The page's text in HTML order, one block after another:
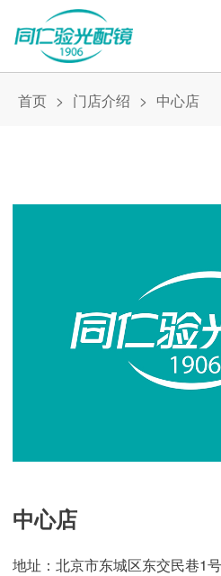
首页 门店介绍 中心店
中心店
地址：北京市东城区东交民巷1